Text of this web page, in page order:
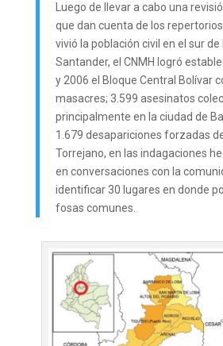
Luego de llevar a cabo una
que dan cuenta de los
vivió la población civil en el sur de
Santander, el CNMH logró
y 2006 el Bloque Central Bolívar
masacres; 3.599 asesinatos
principalmente en la ciudad de
1.679 desapariciones forzadas
Torrejano, en las indagaciones
en conversaciones con la
identificar 30 lugares en donde
fosas comunes.